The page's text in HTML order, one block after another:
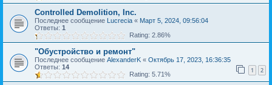
Controlled Demolition, Inc.
Последнее сообщение Lucrecia « Март 5, 2024, 09:56:04
Ответы: 1
Rating: 2.86%
"Обустройство и ремонт"
Последнее сообщение AlexanderK « Октябрь 17, 2023, 16:36:35
Ответы: 14 1 2
Rating: 5.71%